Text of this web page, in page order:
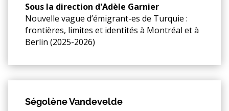
Sous la direction d'Adèle Garnier
Nouvelle vague d’émigrant-es de Turquie :
frontières, limites et identités à Montréal et à
Berlin (2025-2026)
Ségolène Vandevelde